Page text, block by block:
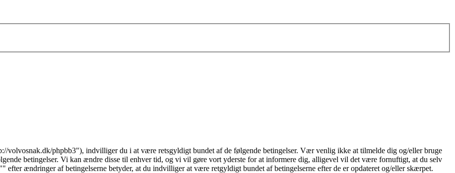
phpbb3"), indvilliger du i at være retsgyldigt bundet af de følgende betingelser. Vær venlig ikke at tilmelde dig og/eller bruge
betingelser. Vi kan ændre disse til enhver tid, og vi vil gøre vort yderste for at informere dig, alligevel vil det være fornuftigt, at du selv
efter ændringer af betingelserne betyder, at du indvilliger at være retgyldigt bundet af betingelserne efter de er opdateret og/eller skærpet.